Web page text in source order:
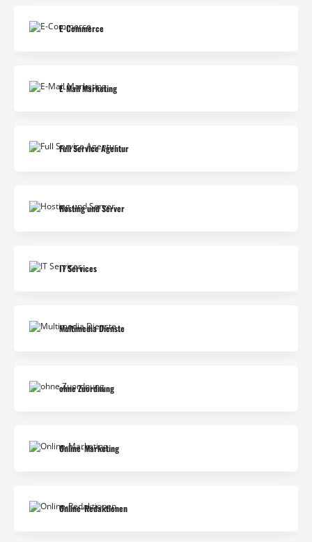
E-Commerce
E-Mail Marketing
Full Service Agentur
Hosting und Server
IT Services
Multimedia Dienste
ohne Zuordnung
Online-Marketing
Online-Redaktionen